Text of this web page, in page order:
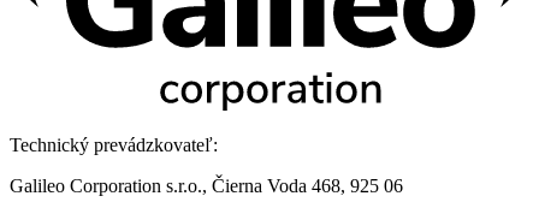
Technický prevádzkovateľ:
Galileo Corporation s.r.o., Čierna Voda 468, 925 06